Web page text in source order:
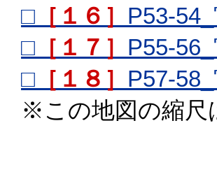
□ ［１６］ P53-
□ ［１７］ P55-
□ ［１８］ P57-
※この地図の縮尺